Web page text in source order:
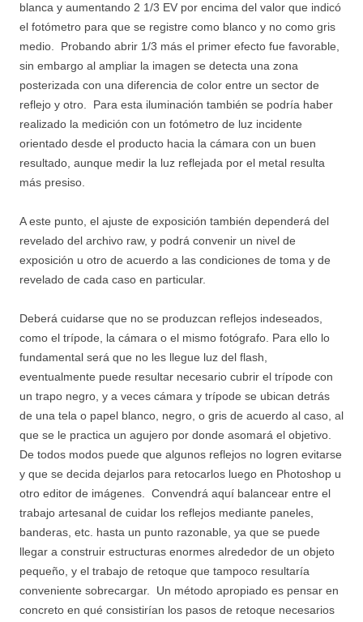
blanca y aumentando 2 1/3 EV por encima del valor que indicó
el fotómetro para que se registre como blanco y no como gris
medio. Probando abrir 1/3 más el primer efecto fue favorable,
sin embargo al ampliar la imagen se detecta una zona
posterizada con una diferencia de color entre un sector de
reflejo y otro. Para esta iluminación también se podría haber
realizado la medición con un fotómetro de luz incidente
orientado desde el producto hacia la cámara con un buen
resultado, aunque medir la luz reflejada por el metal resulta
más presiso.
A este punto, el ajuste de exposición también dependerá del
revelado del archivo raw, y podrá convenir un nivel de
exposición u otro de acuerdo a las condiciones de toma y de
revelado de cada caso en particular.
Deberá cuidarse que no se produzcan reflejos indeseados,
como el trípode, la cámara o el mismo fotógrafo. Para ello lo
fundamental será que no les llegue luz del flash,
eventualmente puede resultar necesario cubrir el trípode con
un trapo negro, y a veces cámara y trípode se ubican detrás
de una tela o papel blanco, negro, o gris de acuerdo al caso, al
que se le practica un agujero por donde asomará el objetivo.
De todos modos puede que algunos reflejos no logren evitarse
y que se decida dejarlos para retocarlos luego en Photoshop u
otro editor de imágenes. Convendrá aquí balancear entre el
trabajo artesanal de cuidar los reflejos mediante paneles,
banderas, etc. hasta un punto razonable, ya que se puede
llegar a construir estructuras enormes alrededor de un objeto
pequeño, y el trabajo de retoque que tampoco resultaría
conveniente sobrecargar. Un método apropiado es pensar en
concreto en qué consistirían los pasos de retoque necesarios